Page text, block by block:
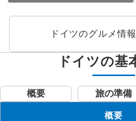
ドイツのグルメ情
ドイツの基
概要 旅の準備
概要